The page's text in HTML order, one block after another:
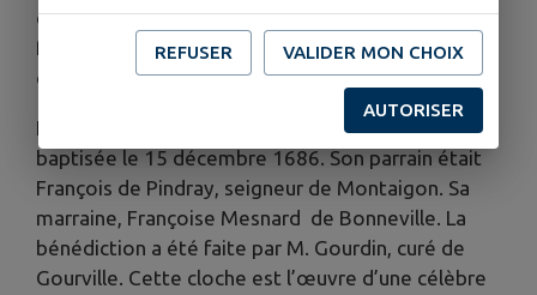
clocher primitif devait se dresser au-dessus d’un
faux-carré. Son effondrement provoqua une
cassure visible sur le mur sud.
La cloche installée dans le clocher-porche a été
baptisée le 15 décembre 1686. Son parrain était
François de Pindray, seigneur de Montaigon. Sa
marraine, Françoise Mesnard de Bonneville. La
bénédiction a été faite par M. Gourdin, curé de
Gourville. Cette cloche est l’œuvre d’une célèbre
REFUSER VALIDER MON CHOIX
AUTORISER